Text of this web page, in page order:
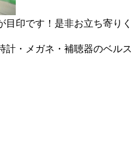
印です！是非お立ち寄りく
計・メガネ・補聴器のベルス